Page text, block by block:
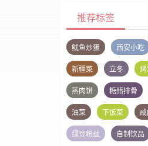
推荐标签
鱿鱼炒蛋 西安小吃
新疆菜 立冬 烤
蒸肉饼 糖醋排骨
油菜 下饭菜 咸
绿豆粉丝 自制饮品